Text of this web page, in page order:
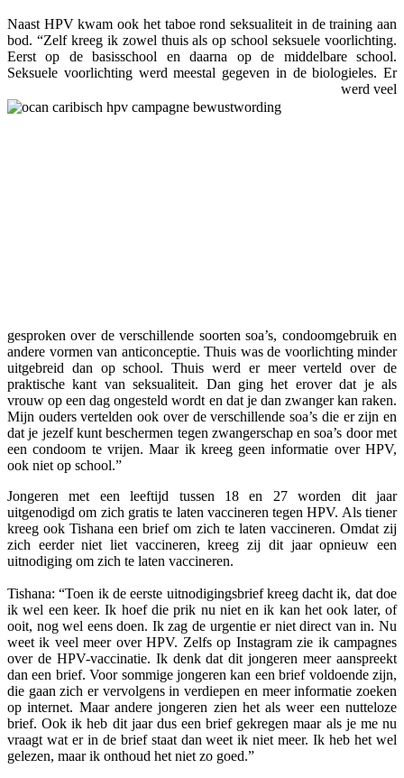
Naast HPV kwam ook het taboe rond seksualiteit in de training aan
bod. “Zelf kreeg ik zowel thuis als op school seksuele voorlichting.
Eerst op de basisschool en daarna op de middelbare school.
Seksuele voorlichting werd meestal gegeven in de biologieles. Er
werd veel
gesproken over de verschillende soorten soa’s, condoomgebruik en
andere vormen van anticonceptie. Thuis was de voorlichting minder
uitgebreid dan op school. Thuis werd er meer verteld over de
praktische kant van seksualiteit. Dan ging het erover dat je als
vrouw op een dag ongesteld wordt en dat je dan zwanger kan raken.
Mijn ouders vertelden ook over de verschillende soa’s die er zijn en
dat je jezelf kunt beschermen tegen zwangerschap en soa’s door met
een condoom te vrijen. Maar ik kreeg geen informatie over HPV,
ook niet op school.”
Jongeren met een leeftijd tussen 18 en 27 worden dit jaar
uitgenodigd om zich gratis te laten vaccineren tegen HPV. Als tiener
kreeg ook Tishana een brief om zich te laten vaccineren. Omdat zij
zich eerder niet liet vaccineren, kreeg zij dit jaar opnieuw een
uitnodiging om zich te laten vaccineren.
Tishana: “Toen ik de eerste uitnodigingsbrief kreeg dacht ik, dat doe
ik wel een keer. Ik hoef die prik nu niet en ik kan het ook later, of
ooit, nog wel eens doen. Ik zag de urgentie er niet direct van in. Nu
weet ik veel meer over HPV. Zelfs op Instagram zie ik campagnes
over de HPV-vaccinatie. Ik denk dat dit jongeren meer aanspreekt
dan een brief. Voor sommige jongeren kan een brief voldoende zijn,
die gaan zich er vervolgens in verdiepen en meer informatie zoeken
op internet. Maar andere jongeren zien het als weer een nutteloze
brief. Ook ik heb dit jaar dus een brief gekregen maar als je me nu
vraagt wat er in de brief staat dan weet ik niet meer. Ik heb het wel
gelezen, maar ik onthoud het niet zo goed.”